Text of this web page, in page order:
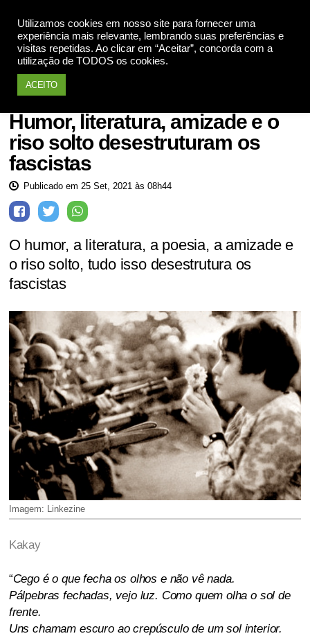
Utilizamos cookies em nosso site para fornecer uma
experiência mais relevante, lembrando suas preferências e
visitas repetidas. Ao clicar em “Aceitar”, concorda com a
utilização de TODOS os cookies.
ACEITO
Esquerda
Humor, literatura, amizade e o
riso solto desestruturam os
fascistas
Publicado em 25 Set, 2021 às 08h44
O humor, a literatura, a poesia, a amizade e
o riso solto, tudo isso desestrutura os
fascistas
Imagem: Linkezine
Kakay
“Cego é o que fecha os olhos e não vê nada.
Pálpebras fechadas, vejo luz. Como quem olha o sol de
frente.
Uns chamam escuro ao crepúsculo de um sol interior.